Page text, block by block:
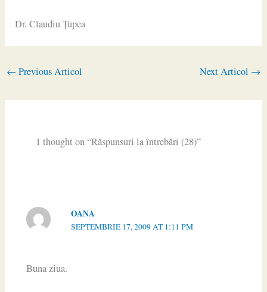
Dr. Claudiu Ţupea
← Previous Articol Next Articol →
1 thought on “Răspunsuri la întrebări (28)”
OANA
SEPTEMBRIE 17, 2009 AT 1:11 PM
Buna ziua.